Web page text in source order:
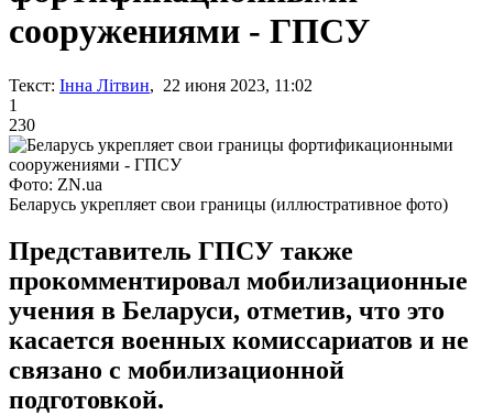
сооружениями - ГПСУ
Текст: Інна Літвин, 22 июня 2023, 11:02
1
230
Фото: ZN.ua
Беларусь укрепляет свои границы (иллюстративное фото)
Представитель ГПСУ также
прокомментировал мобилизационные
учения в Беларуси, отметив, что это
касается военных комиссариатов и не
связано с мобилизационной
подготовкой.